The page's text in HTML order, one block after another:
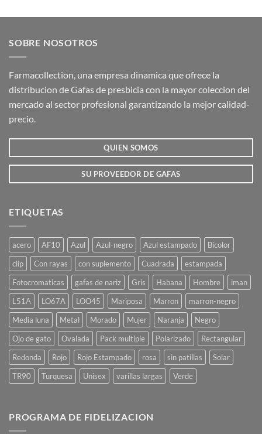
variantes.
opciones
se
elegir
de
producto
opciones
elegir
de
SOBRE NOSOTROS
Farmacollection, una empresa dinamica que ofrece la
distribucion de Gafas de presbicia con la mayor coleccion del
mercado al sector profesional garantizando la mejor calidad-
precio.
QUIEN SOMOS
SU PROVEEDOR DE GAFAS
ETIQUETAS
acero AF10 Azul Azul-negro Azul estampado
Bicolor
clip
Con rayas con suplemento Cuadrada
estampada
Fotocromaticas
gafas de nariz Gris Habana Hombre
iman
L51A
LO67A LOO45 Mariposa Marron
marron-negro
Media luna
Metal Morado Mujer Naranja
Negro
Ojo de gato
Ovalada Pack multiple Polarizado
Rectangular
Redonda
Rojo Rojo Estampado rosa sin patillas
Solar
TR90
Turquesa Unisex varillas largas Verde
PROGRAMA DE FIDELIZACION